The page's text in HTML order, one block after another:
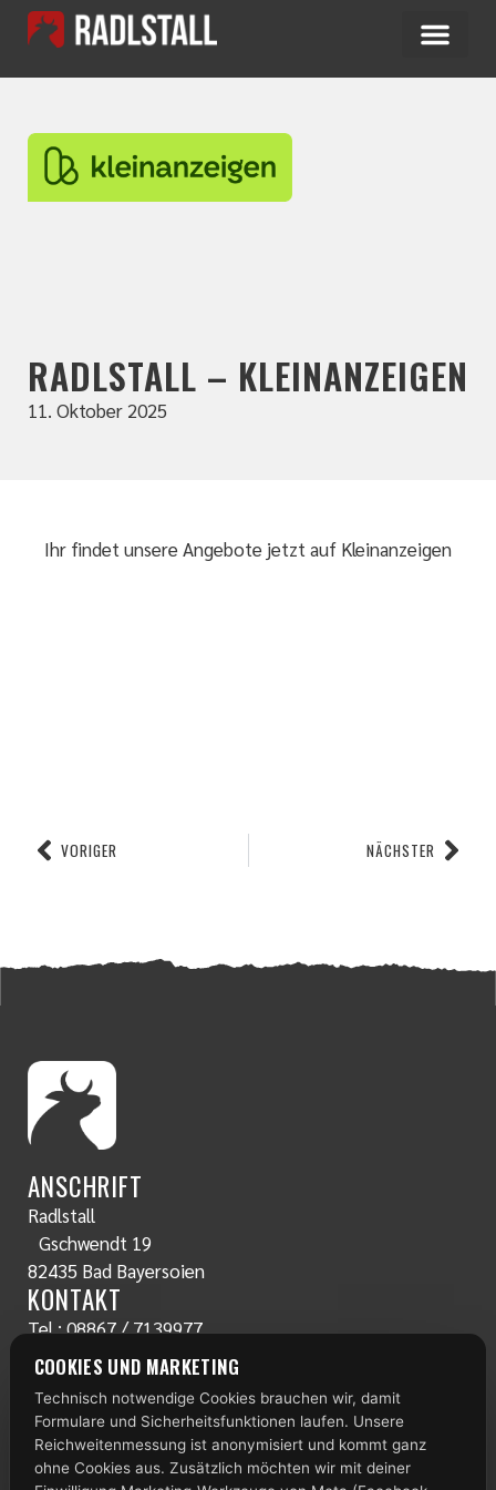
RADLSTALL – KLEINANZEIGEN
11. Oktober 2025
Ihr findet unsere Angebote jetzt auf Kleinanzeigen
VORIGER NÄCHSTER
ANSCHRIFT
Radlstall
Gschwendt 19
82435 Bad Bayersoien
KONTAKT
Tel.:08867 / 7139977
www.radlstall.com
ÖFFNUNGSZEITEN
Montag: geschlossen
Di – Fr: 10:00 – 18:00 Uhr
COOKIES UND MARKETING
Technisch notwendige Cookies brauchen wir, damit
Formulare und Sicherheitsfunktionen laufen. Unsere
Reichweitenmessung ist anonymisiert und kommt ganz
ohne Cookies aus. Zusätzlich möchten wir mit deiner